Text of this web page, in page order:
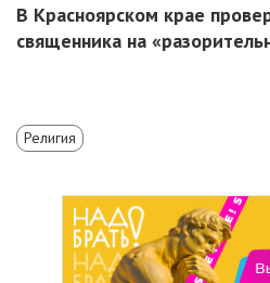
В Красноярском крае
священника на
Религия